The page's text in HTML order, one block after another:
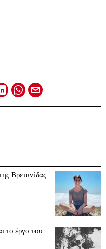
Βρετανίδας
το έργο του